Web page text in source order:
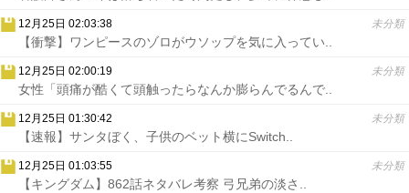
12月25日 02:03:38 未分類
【衝撃】ワンピースのゾロがウソップを気に入ってい..
12月25日 02:00:19 未分類
女性「頭痛が酷くて頭触ったらなんか膨らんでるんで..
12月25日 01:30:42 未分類
【速報】サンタぼく、子供のベット横にSwitch..
12月25日 01:03:55 未分類
【キングダム】862話ネタバレ考察 弓兄弟の淡さ..